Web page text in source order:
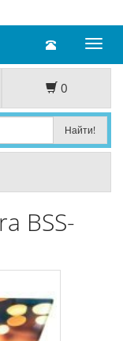
Toggle
0
BSS-